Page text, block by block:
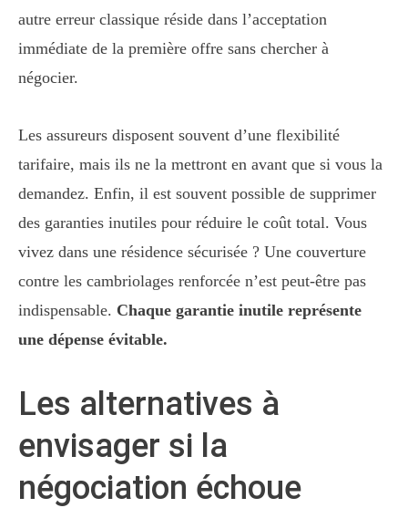
autre erreur classique réside dans l’acceptation
immédiate de la première offre sans chercher à
négocier.
Les assureurs disposent souvent d’une flexibilité
tarifaire, mais ils ne la mettront en avant que si vous la
demandez. Enfin, il est souvent possible de supprimer
des garanties inutiles pour réduire le coût total. Vous
vivez dans une résidence sécurisée ? Une couverture
contre les cambriolages renforcée n’est peut-être pas
indispensable. Chaque garantie inutile représente
une dépense évitable.
Les alternatives à
envisager si la
négociation échoue